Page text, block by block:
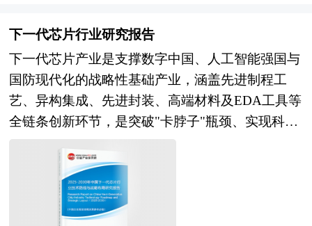
心、工信部、中国行业研究网、全国及海外多种相
关报纸杂志的基础信息等公布和提供的大量资料和
数据，客观、多角度地对中国充电桩市场进行了分
析研究。报告在总结中国充电桩发展历程的基础
上，结合新时期的各方面因素，对中国充电桩的发
展趋势给予了细致和审慎的预测论证。报告资料详
实，图表丰富，既有深入的分析，又有直观的比
较，为充电桩企业在激烈的市场竞争中洞察先机，
能准确及时的针对自身环境调整经营策略。
性，具备数据断电保留的非易失性优势，同时在成
本和容量上具有显著优势。 本研究咨询报告由中
研普华咨询公司领衔撰写，在大量周密的市场调研
基础上，主要依据了国家统计局、国家商务部、国
家发改委、国家经济信息中心、国务院发展研究中
景气监测中心、中国行业研究网、全国及海外相关
报刊杂志的基础信息以及高带宽内存行业研究单位
等公布和提供的大量资料。报告对我国高带宽内存
行业的供需状况、发展现状、子行业发展变化等进
丰富多样：按应用领域可分为同位素质谱仪（用于
元素分析）和有机质谱仪（主导有机化合物结构解
析）；按分辨能力划分为高分辨（可区分质量差异
极小的同位素）、中分辨与低分辨仪器；按工作原
理则分为静态仪器（如磁质谱仪）与动态仪器（如
四极杆质谱仪）。其技术优势显著，分辨率可达
10⁵～10⁶量级，能精确测定原子质量至小数点后7
位，灵敏度极高，仅需微克级样品即可完成分析。
作为现代分析科学的基石设备，质谱仪在环境监测
下一代芯片行业研究报告
下一代芯片产业是支撑数字中国、人工智能强国与
国防现代化的战略性基础产业，涵盖先进制程工
艺、异构集成、先进封装、高端材料及EDA工具等
全链条创新环节，是突破"卡脖子"瓶颈、实现科技
切换与国家战略意志深度耦合的关键窗口期：技术
层面，从先进制程向更微观节点攻坚进入关键阶
段，极紫外光刻技术成为先进制程标配，逻辑单元